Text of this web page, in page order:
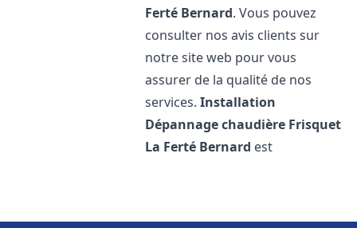
Ferté Bernard. Vous pouvez
consulter nos avis clients sur
notre site web pour vous
assurer de la qualité de nos
services.Installation
Dépannage chaudière Frisquet
La Ferté Bernard est